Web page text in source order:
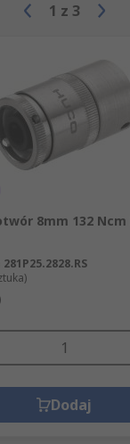
1 z 3
8mm 132 Ncm
281P25.2828.RS
Dodaj